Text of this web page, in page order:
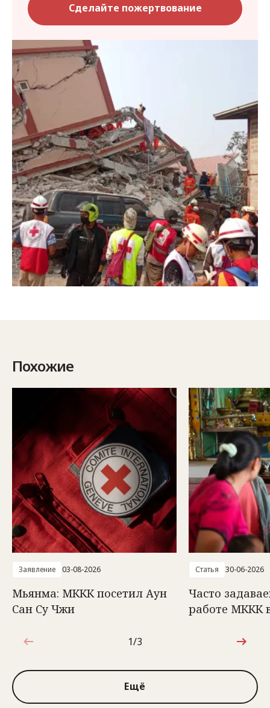
Сделайте пожертвование
Похожие
Заявление 03-08-2026
Мьянма: МККК посетил Аун
Сан Су Чжи
Статья 30-06-2026
Часто
работе МККК
1 из 3
1/3
Ещё